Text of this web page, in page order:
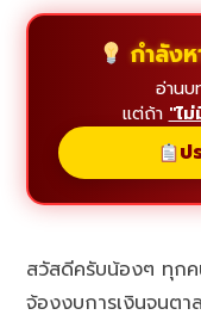
กำลัง
อ่านบ
แต่ถ้า "ไม่
ป
สวัสดีครับน้องๆ ทุก
จ้องงบการเงินจนต